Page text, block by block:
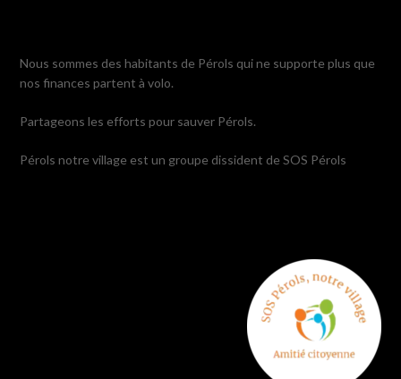
Nous sommes des habitants de Pérols qui ne supporte plus que
nos finances partent à volo.
Partageons les efforts pour sauver Pérols.
Pérols notre village est un groupe dissident de SOS Pérols